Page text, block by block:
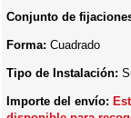
Conjunto de
Forma: Cuadrado
Tipo de Instalación:
Importe del envío: E